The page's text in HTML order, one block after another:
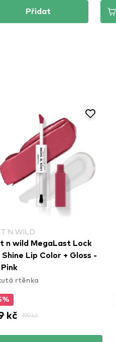
Přidat
N WILD
n wild MegaLast Lock
Lip Color + Gloss -
Pink
rtěnka
kč 199 kč